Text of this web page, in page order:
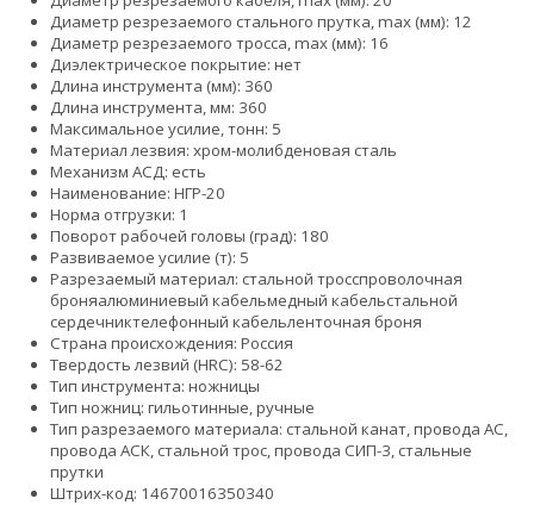
Диаметр резрезаемого стального прутка, max (мм): 12
Диаметр резрезаемого тросса, max (мм): 16
Диэлектрическое покрытие: нет
Длина инструмента (мм): 360
Длина инструмента, мм: 360
Максимальное усилие, тонн: 5
Материал лезвия: хром-молибденовая сталь
Механизм АСД: есть
Наименование: НГР-20
Норма отгрузки: 1
Поворот рабочей головы (град): 180
Развиваемое усилие (т): 5
Разрезаемый материал: стальной тросспроволочная
броняалюминиевый кабельмедный кабельстальной
сердечниктелефонный кабельленточная броня
Страна происхождения: Россия
Твердость лезвий (HRC): 58-62
Тип инструмента: ножницы
Тип ножниц: гильотинные, ручные
Тип разрезаемого материала: стальной канат, провода АС,
провода АСК, стальной трос, провода СИП-3, стальные
прутки
Штрих-код: 14670016350340